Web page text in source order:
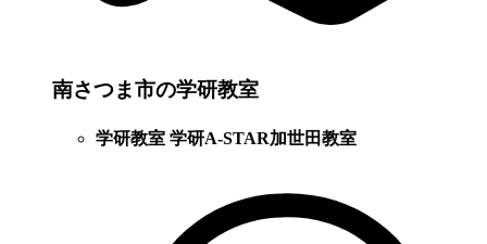
南さつま市の学研教室
学研教室 学研A-STAR加世田教室